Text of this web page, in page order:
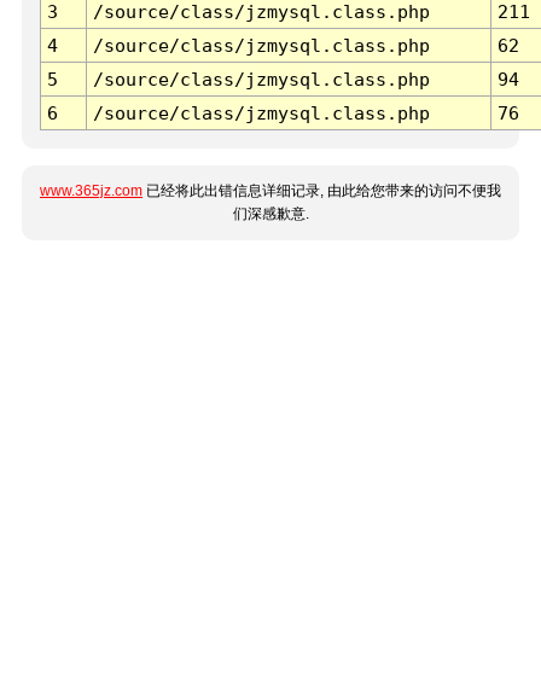
3 /source/class/jzmysql.class.php
211
4
/source/class/jzmysql.class.php
62
5
/source/class/jzmysql.class.php
94
6
/source/class/jzmysql.class.php 76
www.365jz.com 已经将此出错信息详细记录, 由此给您带来的访问不便我
们深感歉意.